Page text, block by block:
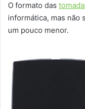
O formato das
informática, mas não
um pouco menor.